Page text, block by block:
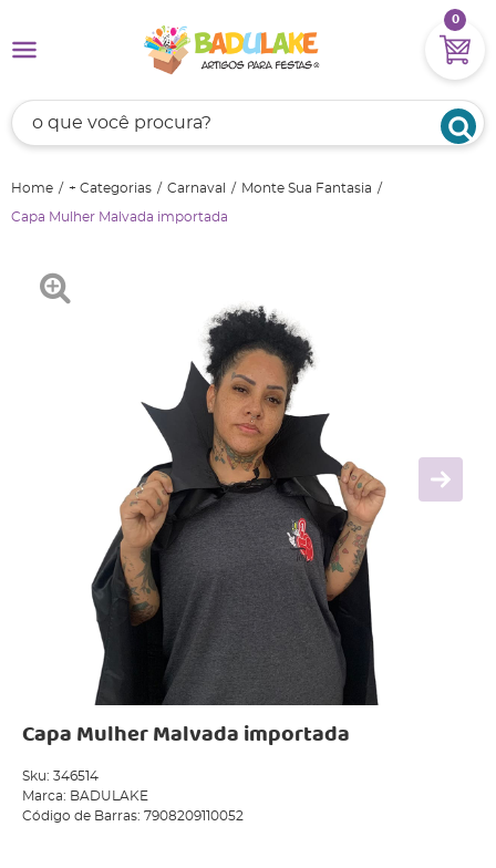
0
Home + Categorias Carnaval Monte Sua Fantasia
Capa Mulher Malvada importada
Capa Mulher Malvada importada
Sku: 346514
Marca: BADULAKE
Código de Barras: 7908209110052